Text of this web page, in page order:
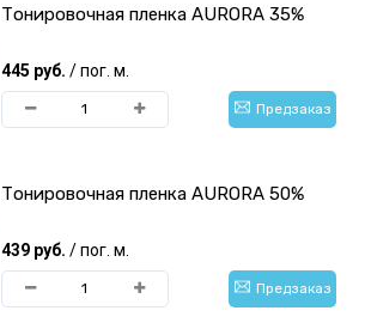
Тонировочная пленка AURORA 35%
445 руб. / пог. м.
Предзаказ
Тонировочная пленка AURORA 50%
439 руб. / пог. м.
Предзаказ